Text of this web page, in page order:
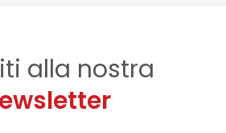
alla nostra